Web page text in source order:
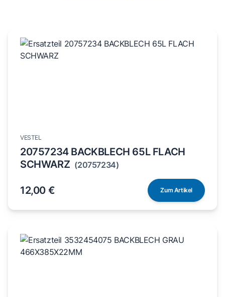
VESTEL
20757234 BACKBLECH 65L FLACH
(20757234)
12,00 € Zum Artikel